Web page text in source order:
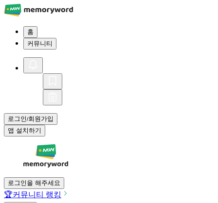
홈
커뮤니티
로그인/회원가입
앱 설치하기
로그인을 해주세요
🏆커뮤니티 랭킹